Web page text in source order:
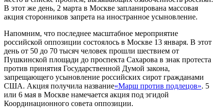
В этот же день, 2 марта в Москве запланирована массовая
акция сторонников запрета на иностранное усыновление.
Напомним, что последнее масштабное мероприятие
российской оппозиции состоялось в Москве 13 января. В этот
день от 50 до 70 тысяч человек прошли шествием от
Пушкинской площади до проспекта Сахарова в знак протеста
против принятия Государственной Думой закона,
запрещающего усыновление российских сирот гражданами
США. Акция получила название«Марш против подлецов». 5
или 6 мая в Москве намечается акция под эгидой
Координационного совета оппозиции.